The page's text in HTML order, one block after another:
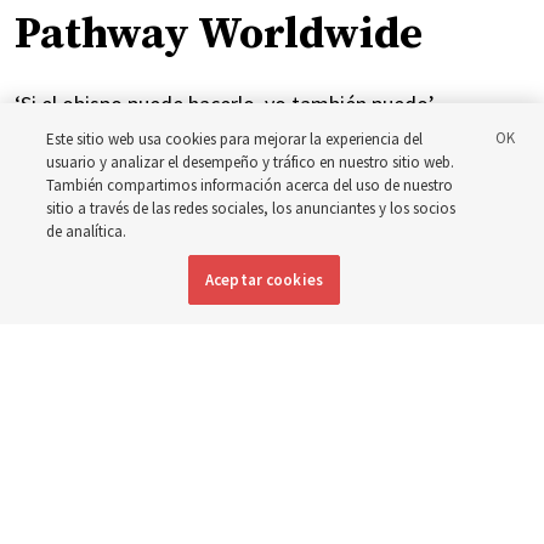
Pathway Worldwide
‘Si el obispo puede hacerlo, yo también puedo’
5 agosto 2026, 1:18 p.m. MDT Compartir
| Portugués
Este sitio web usa cookies para mejorar la experiencia del
usuario y analizar el desempeño y tráfico en nuestro sitio web.
También compartimos información acerca del uso de nuestro
sitio a través de las redes sociales, los anunciantes y los socios
de analítica.
Aceptar cookies